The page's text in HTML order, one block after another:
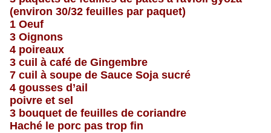
(environ 30/32 feuilles par paquet)
1 Oeuf
3 Oignons
4 poireaux
3 cuil à café de Gingembre
7 cuil à soupe de Sauce Soja sucré
4 gousses d’ail
poivre et sel
3 bouquet de feuilles de coriandre
Haché le porc pas trop fin